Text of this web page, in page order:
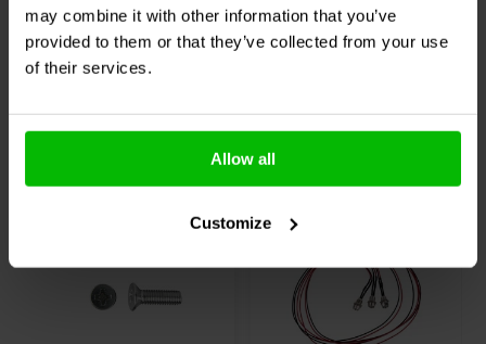
may combine it with other information that you’ve
provided to them or that they’ve collected from your use
of their services.
Allow all
Customize
1 Auf Lager
2 Auf Lager
Andere Kunden kauften auch